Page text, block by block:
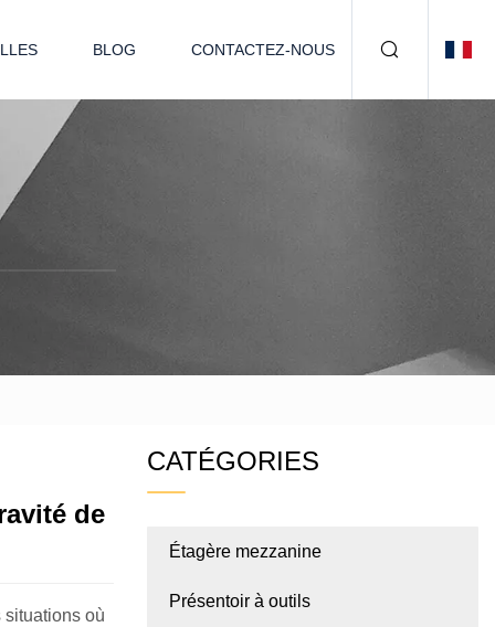
BLOG CONTACTEZ-NOUS
de
situations où
CATÉGORIES
Étagère mezzanine
Présentoir à outils